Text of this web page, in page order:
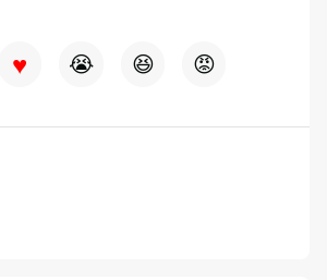
♥ 😭 😆 😡